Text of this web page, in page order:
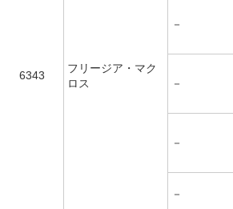
6343
フリージア・マク
ロス
－
－
－
－